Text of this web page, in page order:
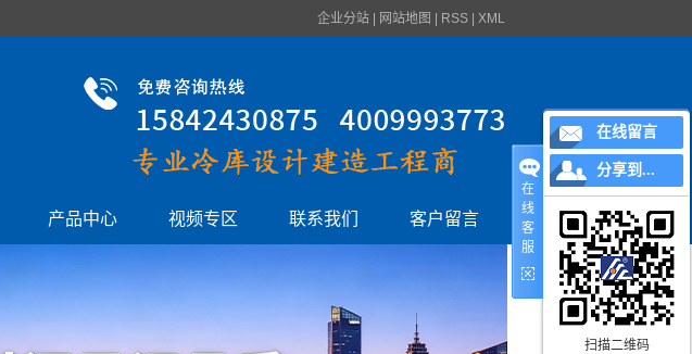
企业分站 网站地图 RSS XML
产品中心 视频专区 联系我们 客户留言
在
线
客
服
在线留言
分享到...
扫描二维码